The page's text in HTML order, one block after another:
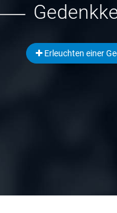
Erleuchten einer